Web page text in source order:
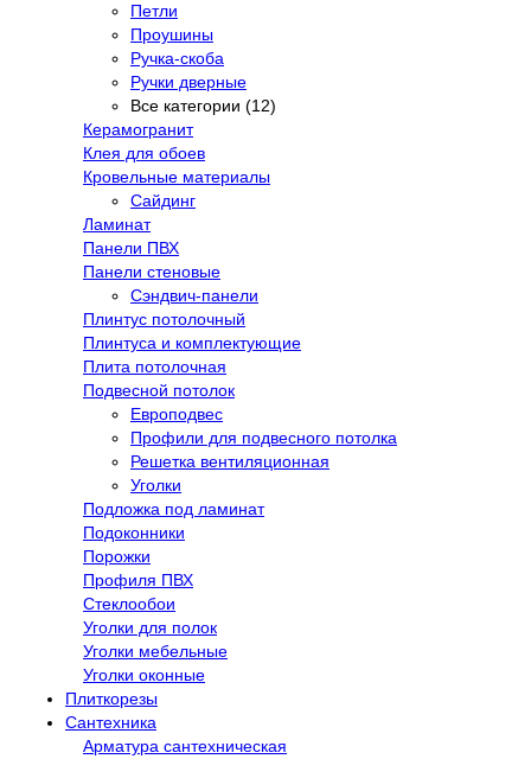
Петли
Проушины
Ручка-скоба
Ручки дверные
Все категории (12)
Керамогранит
Клея для обоев
Кровельные материалы
Сайдинг
Ламинат
Панели ПВХ
Панели стеновые
Сэндвич-панели
Плинтус потолочный
Плинтуса и комплектующие
Плита потолочная
Подвесной потолок
Европодвес
Профили для подвесного потолка
Решетка вентиляционная
Уголки
Подложка под ламинат
Подоконники
Порожки
Профиля ПВХ
Стеклообои
Уголки для полок
Уголки мебельные
Уголки оконные
Плиткорезы
Сантехника
Арматура сантехническая